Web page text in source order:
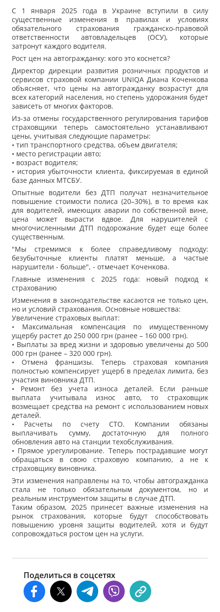
С 1 января 2025 года в Украине вступили в силу
существенные изменения в правилах и условиях
обязательного страхования гражданско-правовой
ответственности автовладельцев (ОСУ), которые
затронут каждого водителя.
Рост цен на автогражданку: кого это коснется?
Директор дирекции развития розничных продуктов и
сервисов страховой компании UNIQA Диана Коченкова
объясняет, что цены на автогражданку возрастут для
всех категорий населения, но степень удорожания будет
зависеть от многих факторов.
Из-за отмены государственного регулирования тарифов
страховщики теперь самостоятельно устанавливают
цены, учитывая следующие параметры:
• тип транспортного средства, объем двигателя;
• место регистрации авто;
• возраст водителя;
• история убыточности клиента, фиксируемая в единой
базе данных МТСБУ.
Опытные водители без ДТП получат незначительное
повышение стоимости полиса (20–30%), в то время как
для водителей, имеющих аварии по собственной вине,
цена может вырасти вдвое. Для нарушителей с
многочисленными ДТП подорожание будет еще более
существенным.
"Мы стремимся к более справедливому подходу:
безубыточные клиенты платят меньше, а частые
нарушители - больше", - отмечает Коченкова.
Главные изменения с 2025 года: новый подход к
страхованию
Изменения в законодательстве касаются не только цен,
но и условий страхования. Основные новшества:
Увеличение страховых выплат:
• Максимальная компенсация по имущественному
ущербу растет до 250 000 грн (ранее – 160 000 грн).
• Выплаты за вред жизни и здоровью увеличены до 500
000 грн (ранее – 320 000 грн).
• Отмена франшизы. Теперь страховая компания
полностью компенсирует ущерб в пределах лимита, без
участия виновника ДТП.
• Ремонт без учета износа деталей. Если раньше
выплата учитывала износ авто, то страховщик
возмещает средства на ремонт с использованием новых
деталей.
• Расчеты по счету СТО. Компании обязаны
выплачивать сумму, достаточную для полного
обновления авто на станции техобслуживания.
• Прямое урегулирование. Теперь пострадавшие могут
обращаться в свою страховую компанию, а не к
страховщику виновника.
Эти изменения направлены на то, чтобы автогражданка
стала не только обязательным документом, но и
реальным инструментом защиты в случае ДТП.
Таким образом, 2025 принесет важные изменения на
рынок страхования, которые будут способствовать
повышению уровня защиты водителей, хотя и будут
сопровождаться ростом цен на услуги.
Поделиться в соцсетях